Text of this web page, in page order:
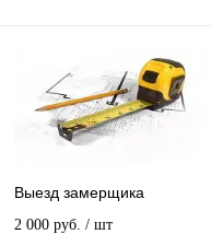
Выезд замерщика
2 000 руб. / шт